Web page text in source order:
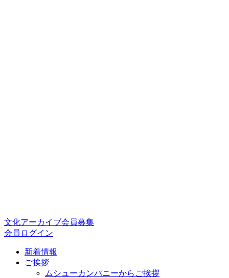
文化アーカイブ会員募集
会員ログイン
新着情報
ご挨拶
ムシューカンパニーからご挨拶